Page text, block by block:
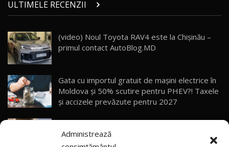
Administrează
28
Noul Geely Monjaro 2025! Mai ieftin și mai
dotat / Test Drive AutoBlog.MD
29
ZEEKR 9X - PRIMUL TEST DRIVE ÎN ROMÂNĂ!
30
Primele impresii despre BYD Seal U DM-i,
Sealion 7 și Seal 5 DM-i / Test Drive
AutoBlog.MD
10:58
AutoBlog.MD
13:56
ULTIMELE RECENZII
(video) Noul Toyota RAV4 este la Chișinău –
primul contact AutoBlog.MD
Gata cu importul gratuit de mașini electrice în
Moldova și 50% scutire pentru PHEV?! Taxele
și accizele prevăzute pentru 2027
Explozie de vânzări externe pentru Geely
Auto! Livrările din 2026 le-au depășit deja pe
cele din tot anul 2025